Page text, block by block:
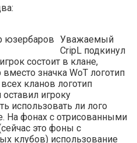
Уважаемый
CripL подкинул
состоит в клане,
значка WoT логотип
кланов логотип
оставил игроку
использовать ли лого
На фонах с отрисованными
это фоны с
клубов) использование